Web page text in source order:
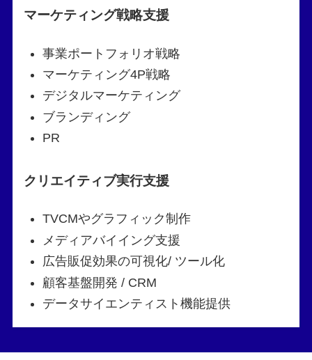
マーケティング戦略支援
事業ポートフォリオ戦略
マーケティング4P戦略
デジタルマーケティング
ブランディング
PR
クリエイティブ実行支援
TVCMやグラフィック制作
メディアバイイング支援
広告販促効果の可視化/ ツール化
顧客基盤開発 / CRM
データサイエンティスト機能提供